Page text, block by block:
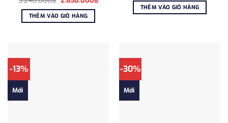
là:
3.240.000₫.
hiện
THÊM VÀO GIỎ HÀNG
là:
1.050.000₫.
THÊM VÀO GIỎ HÀNG
-13%
Mới
-30%
Mới